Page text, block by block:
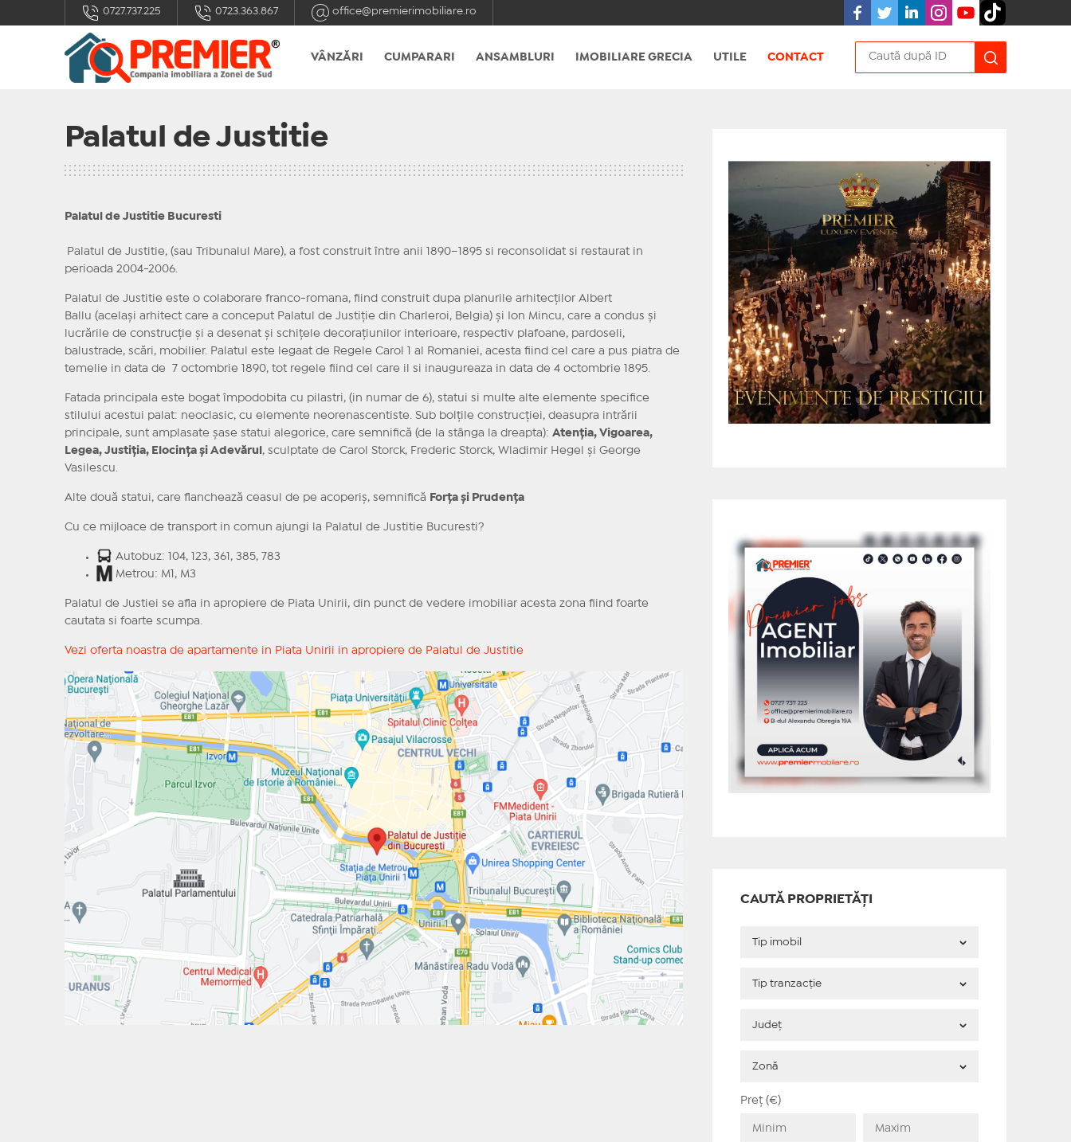
0727.737.225 0723.363.867 office@premierimobiliare.ro
VÂNZĂRI CUMPARARI ANSAMBLURI IMOBILIARE GRECIA UTILE CONTACT
Palatul de Justitie
Palatul de Justitie Bucuresti
Palatul de Justitie, (sau Tribunalul Mare), a fost construit între anii 1890–1895 si reconsolidat si restaurat in
perioada 2004-2006.
Palatul de Justitie este o colaborare franco-romana, fiind construit dupa planurile arhitecților Albert
Ballu (același arhitect care a conceput Palatul de Justiție din Charleroi, Belgia) și Ion Mincu, care a condus și
lucrările de construcție și a desenat și schițele decorațiunilor interioare, respectiv plafoane, pardoseli,
balustrade, scări, mobilier. Palatul este legaat de Regele Carol 1 al Romaniei, acesta fiind cel care a pus piatra de
temelie in data de 7 octombrie 1890, tot regele fiind cel care il si inaugureaza in data de 4 octombrie 1895.
Fatada principala este bogat împodobita cu pilastri, (in numar de 6), statui si multe alte elemente specifice
stilului acestui palat: neoclasic, cu elemente neorenascentiste. Sub bolțile construcției, deasupra intrării
principale, sunt amplasate șase statui alegorice, care semnifică (de la stânga la dreapta): Atenția, Vigoarea,
Legea, Justiția, Elocința și Adevărul , sculptate de Carol Storck, Frederic Storck, Wladimir Hegel și George
Vasilescu.
Alte două statui, care flanchează ceasul de pe acoperiș, semnifică Forța și Prudența
Cu ce mijloace de transport in comun ajungi la Palatul de Justitie Bucuresti?
Autobuz: 104, 123, 361, 385, 783
Metrou: M1, M3
Palatul de Justiei se afla in apropiere de Piata Unirii, din punct de vedere imobiliar acesta zona fiind foarte
cautata si foarte scumpa.
Vezi oferta noastra de apartamente in Piata Unirii in apropiere de Palatul de Justitie
CAUTĂ PROPRIETĂȚI
Preț (€)